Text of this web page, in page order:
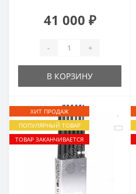
41 000 ₽
- +
В КОРЗИНУ
ХИТ ПРОДАЖ
ПОПУЛЯРНЫЙ ТОВАР
ТОВАР ЗАКАНЧИВАЕТСЯ